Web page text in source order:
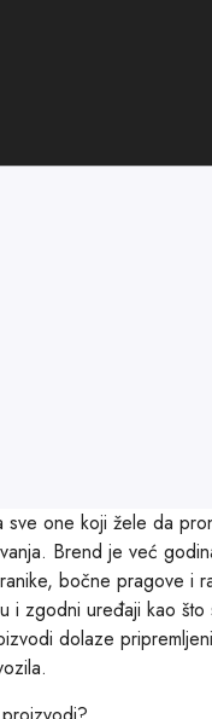
one koji žele da
Brend je već
bočne pragove i
i zgodni uređaji kao što
dolaze